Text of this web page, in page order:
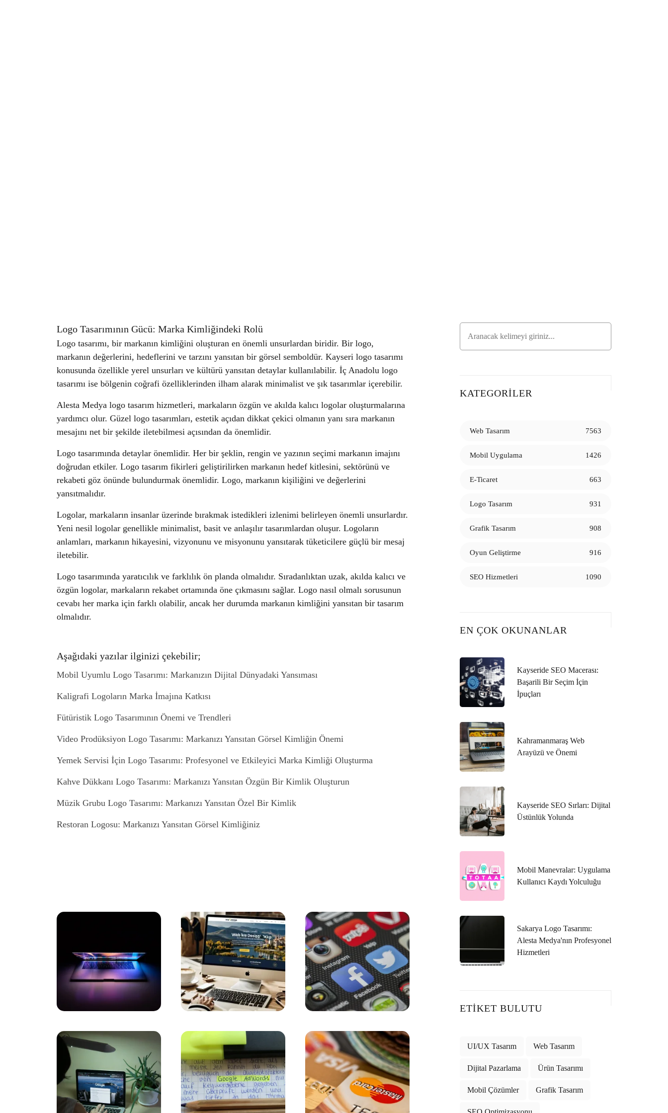
Logo Tasarımının Gücü: Marka Kimliğindeki Rolü
Logo tasarımı, bir markanın kimliğini oluşturan en önemli unsurlardan biridir. Bir logo,
markanın değerlerini, hedeflerini ve tarzını yansıtan bir görsel semboldür. Kayseri logo tasarımı
konusunda özellikle yerel unsurları ve kültürü yansıtan detaylar kullanılabilir. İç Anadolu logo
tasarımı ise bölgenin coğrafi özelliklerinden ilham alarak minimalist ve şık tasarımlar içerebilir.
Alesta Medya logo tasarım hizmetleri, markaların özgün ve akılda kalıcı logolar oluşturmalarına
yardımcı olur. Güzel logo tasarımları, estetik açıdan dikkat çekici olmanın yanı sıra markanın
mesajını net bir şekilde iletebilmesi açısından da önemlidir.
Logo tasarımında detaylar önemlidir. Her bir şeklin, rengin ve yazının seçimi markanın imajını
doğrudan etkiler. Logo tasarım fikirleri geliştirilirken markanın hedef kitlesini, sektörünü ve
rekabeti göz önünde bulundurmak önemlidir. Logo, markanın kişiliğini ve değerlerini
yansıtmalıdır.
Logolar, markaların insanlar üzerinde bırakmak istedikleri izlenimi belirleyen önemli unsurlardır.
Yeni nesil logolar genellikle minimalist, basit ve anlaşılır tasarımlardan oluşur. Logoların
anlamları, markanın hikayesini, vizyonunu ve misyonunu yansıtarak tüketicilere güçlü bir mesaj
iletebilir.
Logo tasarımında yaratıcılık ve farklılık ön planda olmalıdır. Sıradanlıktan uzak, akılda kalıcı ve
özgün logolar, markaların rekabet ortamında öne çıkmasını sağlar. Logo nasıl olmalı sorusunun
cevabı her marka için farklı olabilir, ancak her durumda markanın kimliğini yansıtan bir tasarım
olmalıdır.
Aşağıdaki yazılar ilginizi çekebilir;
Mobil Uyumlu Logo Tasarımı: Markanızın Dijital Dünyadaki Yansıması
Kaligrafi Logoların Marka İmajına Katkısı
Fütüristik Logo Tasarımının Önemi ve Trendleri
Video Prodüksiyon Logo Tasarımı: Markanızı Yansıtan Görsel Kimliğin Önemi
Yemek Servisi İçin Logo Tasarımı: Profesyonel ve Etkileyici Marka Kimliği Oluşturma
Kahve Dükkanı Logo Tasarımı: Markanızı Yansıtan Özgün Bir Kimlik Oluşturun
Müzik Grubu Logo Tasarımı: Markanızı Yansıtan Özel Bir Kimlik
Restoran Logosu: Markanızı Yansıtan Görsel Kimliğiniz
Yaratıcı Logo Çözümleri ile Markanızı Öne Çıkarın
Logo Tasarımı: Markanızın Kimliğini Yansıtan Önemli Bir Unsurdur
Soyut Logoların Gücü: Markanızı Nasıl Yansıtır?
Görsel İletişimde Logo Tasarımının Önemi
Restoran Logosu: Markanızı Yansıtan Özgün Tasarım
Çizgi Karakter Logoların Markalar Üzerindeki Etkileri
Dijital Pazarlama ve Web Tasarımın Gücü: Markanızı Dijital Dünyada Nasıl Hayata Geçiririz?
Kişisel Marka Logo Tasarımı: Markanızı Öne Çıkarmanın Yolu
Profesyonel Logo Tasarımının Marka İmajına Etkisi
KATEGORILER
Web Tasarım 7563
Mobil Uygulama 1426
E-Ticaret 663
Logo Tasarım 931
Grafik Tasarım 908
Oyun Geliştirme 916
SEO Hizmetleri 1090
EN ÇOK OKUNANLAR
Kayseride SEO Macerası:
Başarili Bir Seçim İçin
İpuçları
Kahramanmaraş Web
Arayüzü ve Önemi
Kayseride SEO Sırları: Dijital
Üstünlük Yolunda
Mobil Manevralar: Uygulama
Kullanıcı Kaydı Yolculuğu
Sakarya Logo Tasarımı:
Alesta Medya'nın Profesyonel
Hizmetleri
ETIKET BULUTU
UI/UX Tasarım Web Tasarım
Dijital Pazarlama Ürün Tasarımı
Mobil Çözümler Grafik Tasarım